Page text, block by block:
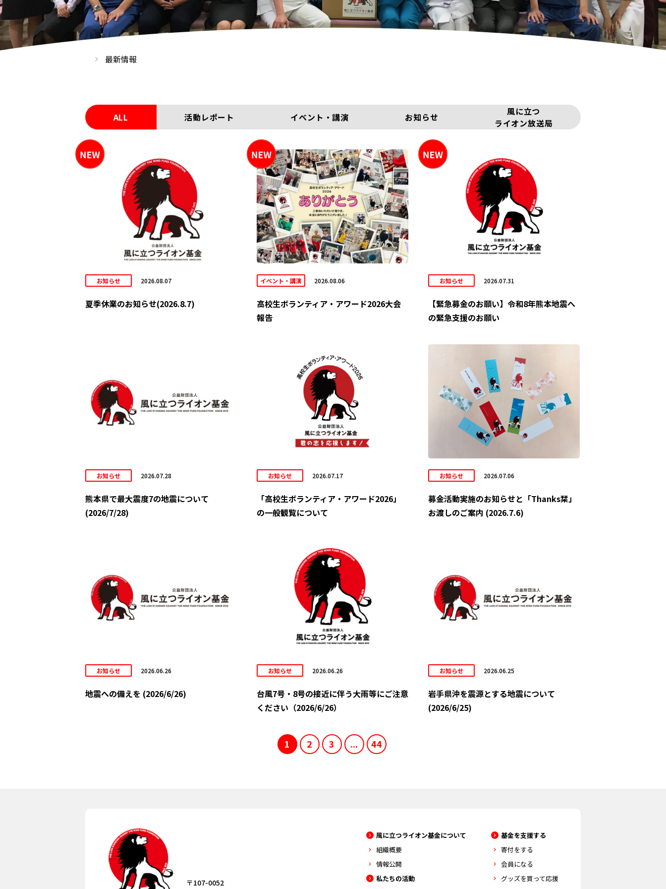
最新情報
ALL 活動レポート イベント・講演 お知らせ
風に立つ
ライオン放送局
お知らせ 2026.08.07
夏季休業のお知らせ(2026.8.7)
イベント・講演 2026.08.06
高校生ボランティア・アワード2026大会
報告
お知らせ 2026.07.31
【緊急募金のお願い】令和8年熊本地震へ
の緊急支援のお願い
お知らせ 2026.07.28
熊本県で最大震度7の地震について
(2026/7/28)
お知らせ 2026.07.17
「高校生ボランティア・アワード2026」
の一般観覧について
お知らせ 2026.07.06
募金活動実施のお知らせと「Thanks栞」
お渡しのご案内 (2026.7.6)
お知らせ 2026.06.26
地震への備えを (2026/6/26)
お知らせ 2026.06.26
台風7号・8号の接近に伴う大雨等にご注意
ください（2026/6/26）
お知らせ 2026.06.25
岩手県沖を震源とする地震について
(2026/6/25)
1 2 3 ... 44
〒107-0052
風に立つライオン基金について
組織概要
情報公開
私たちの活動
基金を支援する
寄付をする
会員になる
グッズを買って応援